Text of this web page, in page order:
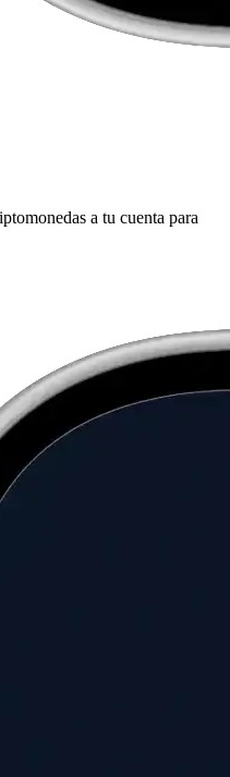
a tu cuenta para